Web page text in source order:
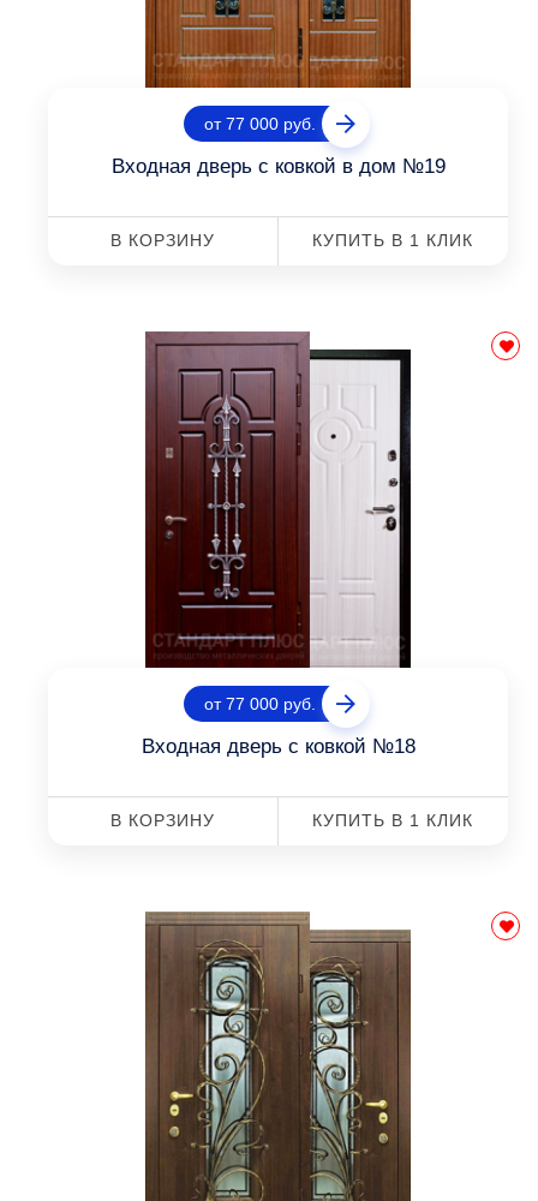
от 77 000 руб.
Входная дверь с ковкой в дом №19
В КОРЗИНУ КУПИТЬ В 1 КЛИК
от 77 000 руб.
Входная дверь с ковкой №18
В КОРЗИНУ КУПИТЬ В 1 КЛИК